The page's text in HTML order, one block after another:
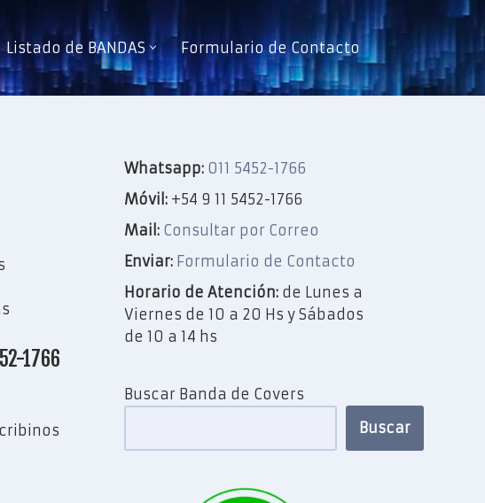
Listado de BANDAS Formulario de Contacto
1766
Whatsapp: 011 5452-1766
Móvil: +54 9 11 5452-1766
Mail: Consultar por Correo
Enviar: Formulario de Contacto
Horario de Atención: de Lunes a
Viernes de 10 a 20 Hs y Sábados
de 10 a 14 hs
Buscar Banda de Covers
Buscar